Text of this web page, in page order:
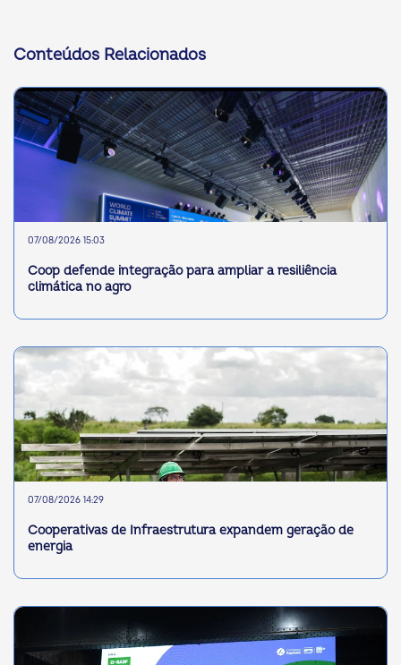
Conteúdos Relacionados
07/08/2026 15:03
Coop defende integração para ampliar a resiliência
climática no agro
07/08/2026 14:29
Cooperativas de Infraestrutura expandem geração de
energia